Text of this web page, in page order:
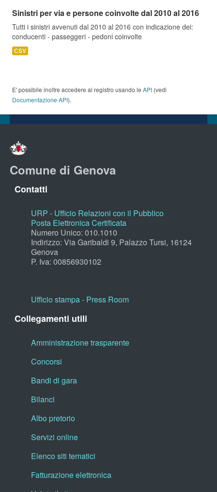
Sinistri per via e persone coinvolte dal 2010 al 2016
Tutti i sinistri avvenuti dal 2010 al 2016 con indicazione dei:
conducenti - passeggeri - pedoni coinvolte
CSV
E' possibile inoltre accedere al registro usando le API (vedi
Documentazione API).
Comune di Genova
Contatti
URP - Ufficio Relazioni con il Pubblico
Posta Elettronica Certificata
Numero Unico: 010.1010
Indirizzo: Via Garibaldi 9, Palazzo Tursi, 16124
Genova
P. Iva: 00856930102
Ufficio stampa - Press Room
Collegamenti utili
Amministrazione trasparente
Concorsi
Bandi di gara
Bilanci
Albo pretorio
Servizi online
Elenco siti tematici
Fatturazione elettronica